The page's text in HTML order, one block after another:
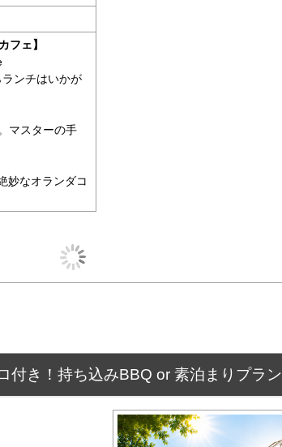
フェ】
ンチはいかが
マスターの手
妙なオランダコ
き！持ち込みBBQ or 素泊まりプラン